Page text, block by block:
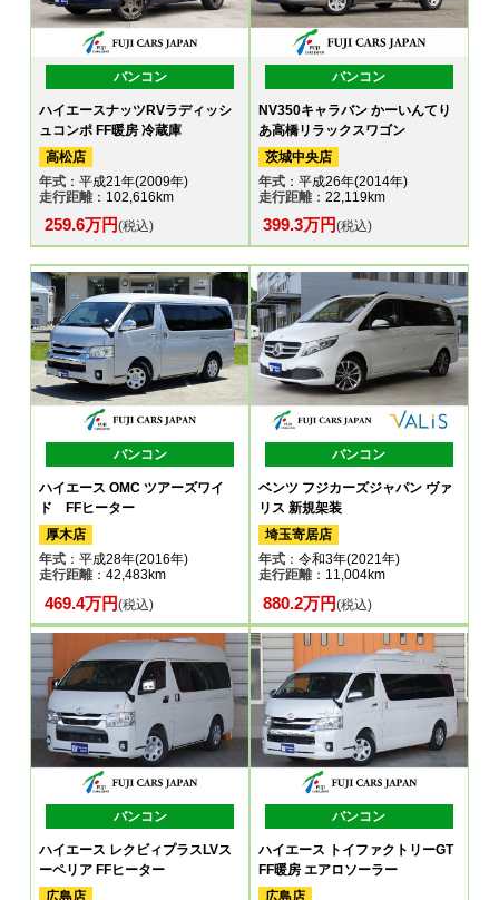
バンコン
ハイエースナッツRVラディッシ
ュコンポ FF暖房 冷蔵庫
高松店
年式 ：平成21年(2009年)
走行距離：102,616km
259.6万円(税込)
バンコン
NV350キャラバン かーいんてり
あ高橋リラックスワゴン
茨城中央店
年式：平成26年(2014年)
走行距離：22,119km
399.3万円(税込)
バンコン
ハイエース OMC ツアーズワイ
ド FFヒーター
厚木店
年式 ：平成28年(2016年)
走行距離：42,483km
469.4万円(税込)
バンコン
ベンツ フジカーズジャパン ヴァ
リス 新規架装
埼玉寄居店
年式：令和3年(2021年)
走行距離：11,004km
880.2万円(税込)
バンコン
ハイエース レクビィプラスLVス
ーペリア FFヒーター
広島店
バンコン
ハイエース トイファクトリーGT
FF暖房 エアロソーラー
広島店